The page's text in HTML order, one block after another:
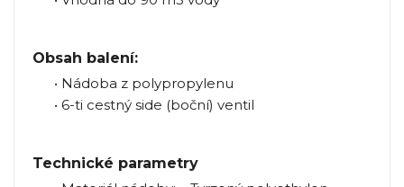
Obsah balení:
• Nádoba z polypropylenu
• 6-ti cestný side (boční) ventil
Technické parametry